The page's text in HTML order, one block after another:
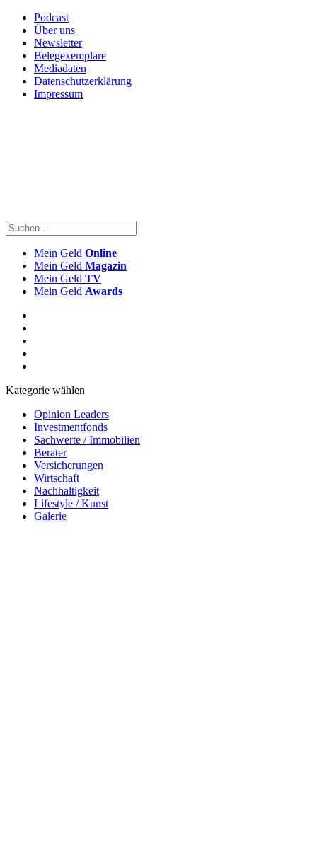
Podcast
Über uns
Newsletter
Belegexemplare
Mediadaten
Datenschutzerklärung
Impressum
Mein Geld Online
Mein Geld Magazin
Mein Geld TV
Mein Geld Awards
Kategorie wählen
Opinion Leaders
Investmentfonds
Sachwerte / Immobilien
Berater
Versicherungen
Wirtschaft
Nachhaltigkeit
Lifestyle / Kunst
Galerie